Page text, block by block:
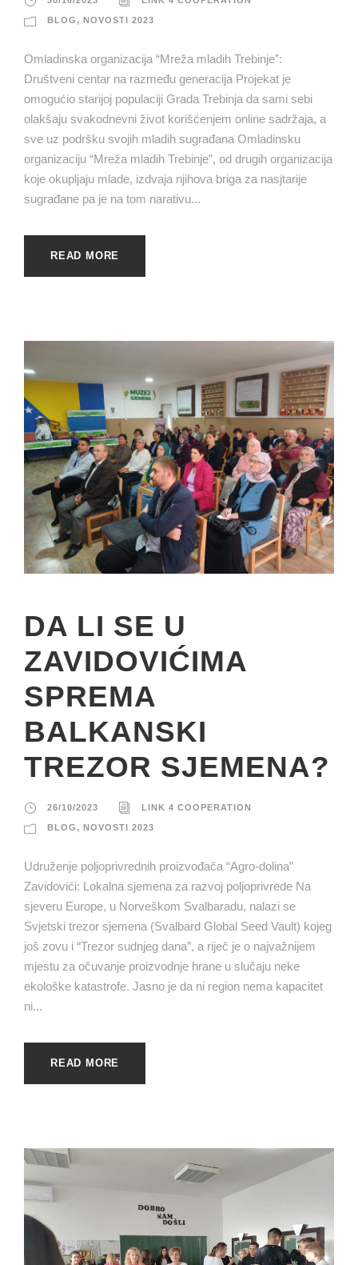
BLOG, NOVOSTI 2023
Omladinska organizacija “Mreža mladih Trebinje”:
Društveni centar na razmeđu generacija Projekat je
omogućio starijoj populaciji Grada Trebinja da sami sebi
olakšaju svakodnevni život korišćenjem online sadržaja, a
sve uz podršku svojih mladih sugrađana Omladinsku
organizaciju “Mreža mladih Trebinje”, od drugih organizacija
koje okupljaju mlade, izdvaja njihova briga za nasjtarije
sugrađane pa je na tom narativu...
READ MORE
DA LI SE U
ZAVIDOVIĆIMA
SPREMA
BALKANSKI
TREZOR SJEMENA?
26/10/2023 LINK 4 COOPERATION
BLOG, NOVOSTI 2023
Udruženje poljoprivrednih proizvođača “Agro-dolina”
Zavidovići: Lokalna sjemena za razvoj poljoprivrede Na
sjeveru Europe, u Norveškom Svalbaradu, nalazi se
Svjetski trezor sjemena (Svalbard Global Seed Vault) kojeg
još zovu i “Trezor sudnjeg dana”, a riječ je o najvažnijem
mjestu za očuvanje proizvodnje hrane u slučaju neke
ekološke katastrofe. Jasno je da ni region nema kapacitet
ni...
READ MORE